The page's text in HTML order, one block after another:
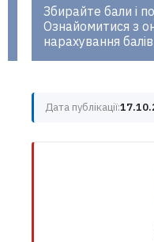
Збирайте бали і
Ознайомитися з
нарахування
Дата публікації: